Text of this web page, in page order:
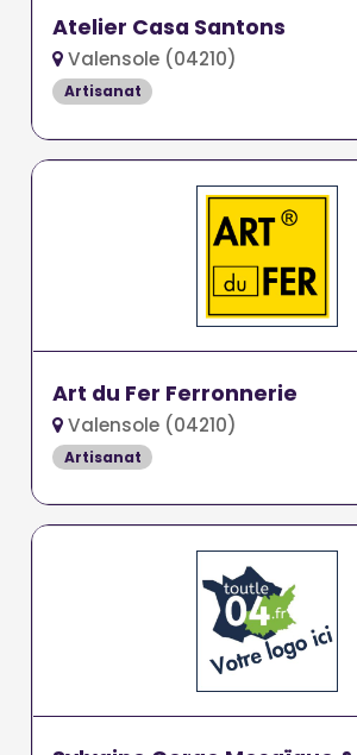
Atelier Casa Santons
Valensole (04210)
Artisanat
Art du Fer Ferronnerie
Valensole (04210)
Artisanat